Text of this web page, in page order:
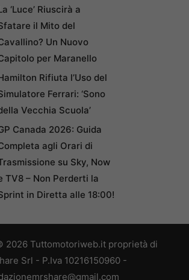
‘Luce’ Riuscirà a
il Mito del
Un Nuovo
per Maranello
Rifiuta l’Uso del
Ferrari: ‘Sono
Vecchia Scuola’
Canada 2026: Guida
agli Orari di
su Sky, Now
TV8 – Non Perderti la
in Diretta alle 18:00!
2026 Tuttomotoriweb.it proprietà di
Srl - P.Iva 10216150960 -